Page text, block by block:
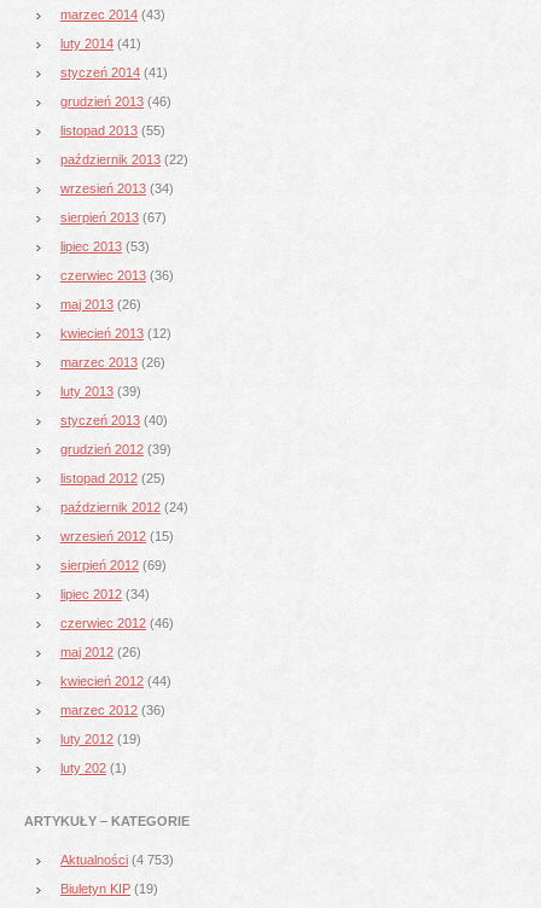
marzec 2014 (43)
luty 2014 (41)
styczeń 2014 (41)
grudzień 2013 (46)
listopad 2013 (55)
październik 2013 (22)
wrzesień 2013 (34)
sierpień 2013 (67)
lipiec 2013 (53)
czerwiec 2013 (36)
maj 2013 (26)
kwiecień 2013 (12)
marzec 2013 (26)
luty 2013 (39)
styczeń 2013 (40)
grudzień 2012 (39)
listopad 2012 (25)
październik 2012 (24)
wrzesień 2012 (15)
sierpień 2012 (69)
lipiec 2012 (34)
czerwiec 2012 (46)
maj 2012 (26)
kwiecień 2012 (44)
marzec 2012 (36)
luty 2012 (19)
luty 202 (1)
ARTYKUŁY – KATEGORIE
Aktualności (4 753)
Biuletyn KIP (19)